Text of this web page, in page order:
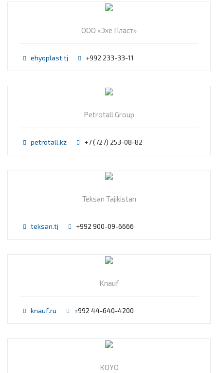
ООО «Эхё Пласт»
ehyoplast.tj +992 233-33-11
Petrotall Group
petrotall.kz +7 (727) 253-08-82
Teksan Tajikistan
teksan.tj +992 900-09-6666
Knauf
knauf.ru +992 44-640-4200
KOYO